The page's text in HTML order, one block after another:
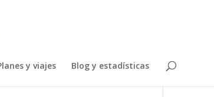
y viajes Blog y estadísticas